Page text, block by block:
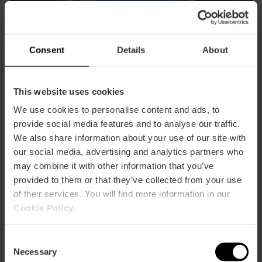
Consent Details About
This website uses cookies
We use cookies to personalise content and ads, to
provide social media features and to analyse our traffic.
We also share information about your use of our site with
our social media, advertising and analytics partners who
may combine it with other information that you’ve
provided to them or that they’ve collected from your use
of their services. You will find more information in our
Cookie Policy
Selection
Necessary
Avec plus de 500 espèces représentées par 45 000
spécimens, l'Oceanogràfic est l'aquarium le plus grand
d'Europe, un véritable hommage aux mers et aux océans
de la planète.
Voir plus
Bioparc Valencia